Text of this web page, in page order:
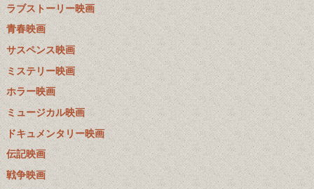
ラブストーリー映画
青春映画
サスペンス映画
ミステリー映画
ホラー映画
ミュージカル映画
ドキュメンタリー映画
伝記映画
戦争映画